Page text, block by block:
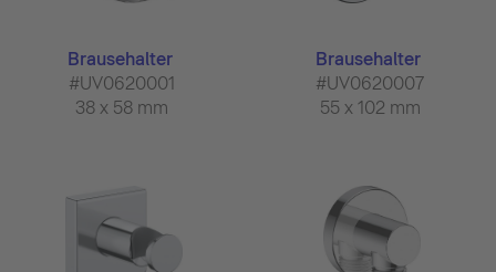
Brausehalter
#UV0620001
38 x 58 mm
Brausehalter
#UV0620007
55 x 102 mm